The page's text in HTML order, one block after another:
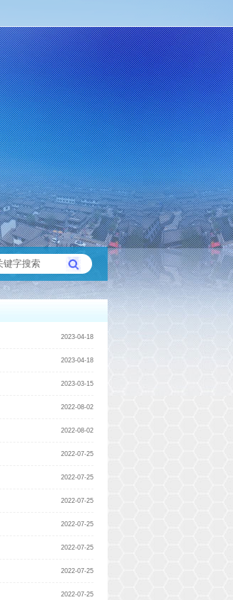
2023-04-18
2023-04-18
2023-03-15
2022-08-02
2022-08-02
2022-07-25
2022-07-25
2022-07-25
2022-07-25
2022-07-25
2022-07-25
2022-07-25